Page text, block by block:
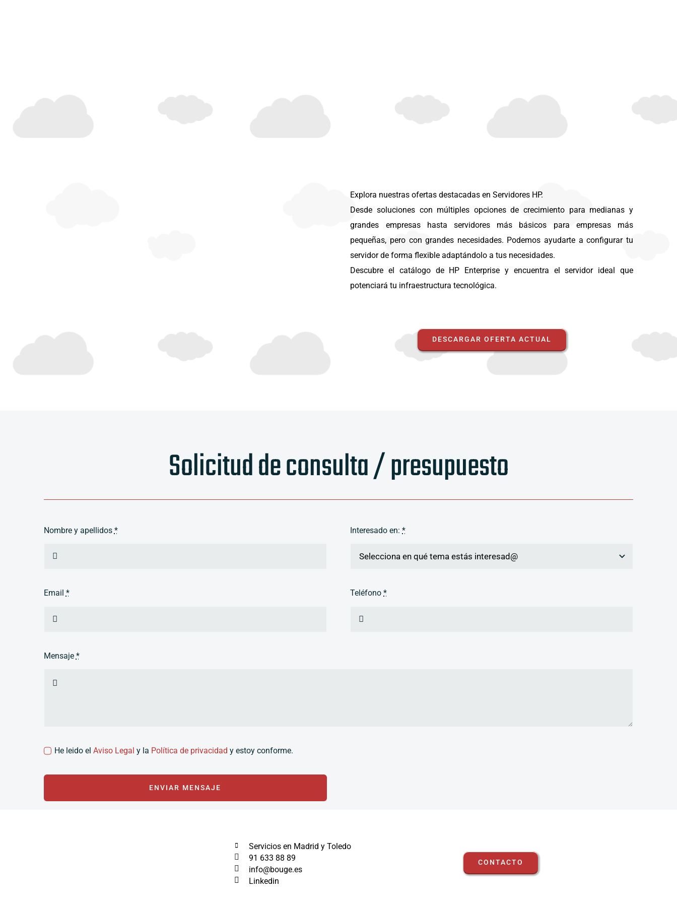
Explora nuestras ofertas destacadas en Servidores HP.
Desde soluciones con múltiples opciones de crecimiento para medianas y
grandes empresas hasta servidores más básicos para empresas más
pequeñas, pero con grandes necesidades. Podemos ayudarte a configurar tu
servidor de forma flexible adaptándolo a tus necesidades.
Descubre el catálogo de HP Enterprise y encuentra el servidor ideal que
potenciará tu infraestructura tecnológica.
DESCARGAR OFERTA ACTUAL
Solicitud de consulta / presupuesto
Nombre y apellidos * Interesado en:*
Email * Teléfono*
Mensaje *
He leido elAviso Legal y la Política de privacidad y estoy conforme.
ENVIAR MENSAJE
Servicios en Madrid y Toledo
91 633 88 89
info@bouge.es
Linkedin
CONTACTO